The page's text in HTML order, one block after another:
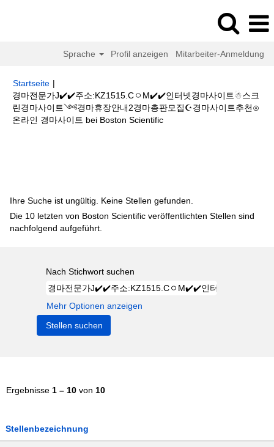
Sprache Profil anzeigen Mitarbeiter-Anmeldung
Startseite |
경마전문가J✔️✔️주소:KZ1515.CㅇM✔️✔️인터넷경마사이트☃스크
린경마사이트༺경마휴장안내2경마총판모집☪경마사이트추천⊙
온라인 경마사이트 bei Boston Scientific(aktuelle
Ihre Suche ist ungültig. Keine Stellen gefunden.
Die 10 letzten von Boston Scientific veröffentlichten Stellen sind
nachfolgend aufgeführt.
Nach Stichwort suchen
Mehr Optionen anzeigen
Ergebnisse 1 – 10 von 10
Stellenbezeichnung